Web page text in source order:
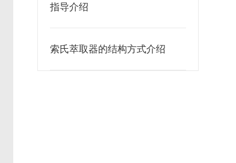
指导介绍
索氏萃取器的结构方式介绍